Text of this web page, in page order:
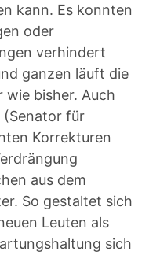
kann. Es konnten
oder
verhindert
ganzen läuft die
wie bisher. Auch
(Senator für
Korrekturen
aus dem
So gestaltet sich
Leuten als
sich